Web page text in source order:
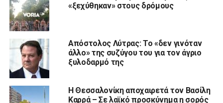
«ξεχύθηκαν» στους δρόμους
Απόστολος Λύτρας: Το «δεν γινόταν
άλλο» της συζύγου του για τον άγριο
ξυλοδαρμό της
Η Θεσσαλονίκη αποχαιρετά τον Βασίλη
Καρρά – Σε λαϊκό προσκύνημα η σορός